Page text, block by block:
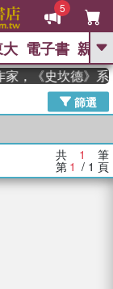
5
GO
高希均教授回憶錄
父親節 、 花開錦
女孩：黎曼猜想
如果歷史是一
電子書 親子
，《史坎德》系
篩選
共 1 筆
第 1 / 1 頁